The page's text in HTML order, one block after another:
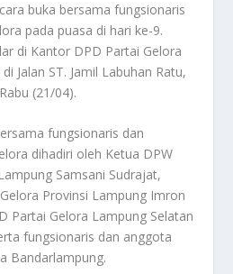
buka bersama fungsionaris
pada puasa di hari ke-9.
di Kantor DPD Partai Gelora
Jalan ST. Jamil Labuhan Ratu,
(21/04).
fungsionaris dan
dihadiri oleh Ketua DPW
Samsani Sudrajat,
Provinsi Lampung Imron
Partai Gelora Lampung Selatan
fungsionaris dan anggota
Bandarlampung.